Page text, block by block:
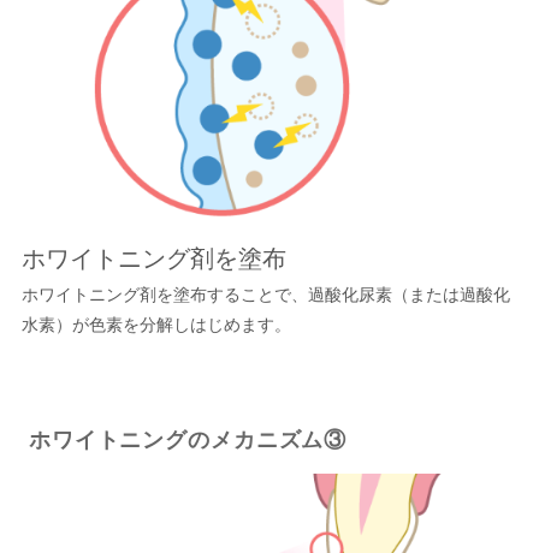
ホワイトニング剤を塗布
ホワイトニング剤を塗布することで、過酸化尿素（または過酸化
水素）が色素を分解しはじめます。
ホワイトニングのメカニズム③